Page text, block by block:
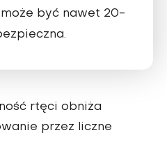
być nawet 20-
rtęci obniża
przez liczne